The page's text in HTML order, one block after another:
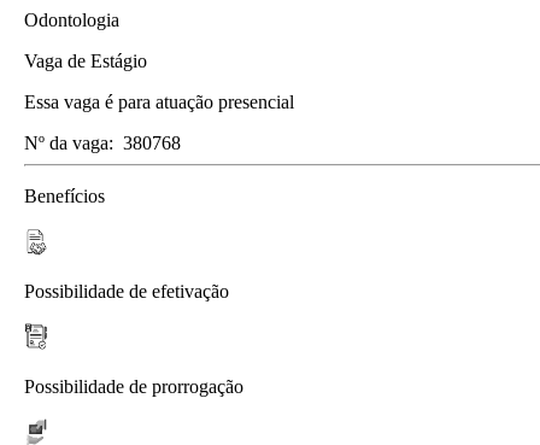
Odontologia
Vaga de Estágio
Essa vaga é para atuação presencial
Nº da vaga: 380768
Benefícios
Possibilidade de efetivação
Possibilidade de prorrogação